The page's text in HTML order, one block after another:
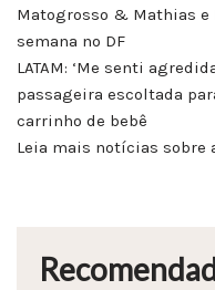
Matogrosso & Mathias e
semana no DF
LATAM: ‘Me senti
passageira escoltada
carrinho de bebê
Leia mais notícias sobre